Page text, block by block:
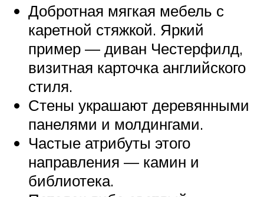
Добротная мягкая мебель с
каретной стяжкой. Яркий
пример — диван Честерфилд,
визитная карточка английского
стиля.
Стены украшают деревянными
панелями и молдингами.
Частые атрибуты этого
направления — камин и
библиотека.